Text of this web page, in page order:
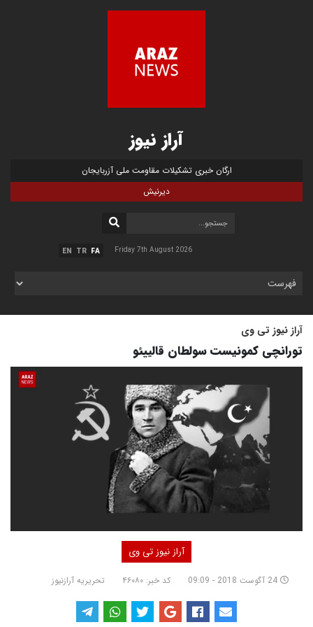
آراز نیوز
ارگان خبری تشکیلات مقاومت ملی آزربایجان
دیرنیش
FA
TR
EN Friday 7th August 2026
آراز نیوز تی وی
تورانچی کمونیست سولطان قالییئو
آراز نیوز تی وی
24 آگوست 2018 - 09:09 کد خبر: ۴۶۰۸۰ تحریریه آرازنیوز